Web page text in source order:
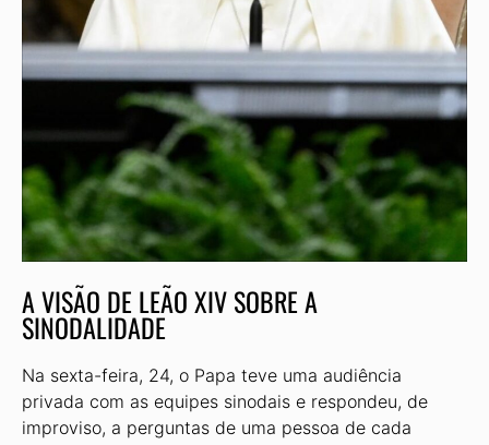
A VISÃO DE LEÃO XIV SOBRE A
SINODALIDADE
Na sexta-feira, 24, o Papa teve uma audiência
privada com as equipes sinodais e respondeu, de
improviso, a perguntas de uma pessoa de cada